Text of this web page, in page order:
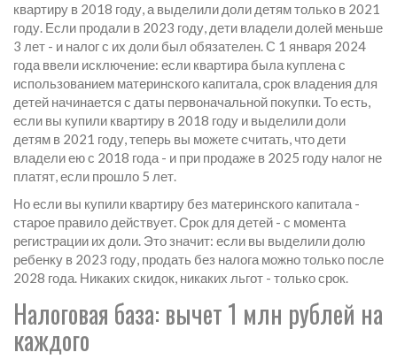
квартиру в 2018 году, а выделили доли детям только в 2021
году. Если продали в 2023 году, дети владели долей меньше
3 лет - и налог с их доли был обязателен. С 1 января 2024
года ввели исключение: если квартира была куплена с
использованием материнского капитала, срок владения для
детей начинается с даты первоначальной покупки. То есть,
если вы купили квартиру в 2018 году и выделили доли
детям в 2021 году, теперь вы можете считать, что дети
владели ею с 2018 года - и при продаже в 2025 году налог не
платят, если прошло 5 лет.
Но если вы купили квартиру без материнского капитала -
старое правило действует. Срок для детей - с момента
регистрации их доли. Это значит: если вы выделили долю
ребенку в 2023 году, продать без налога можно только после
2028 года. Никаких скидок, никаких льгот - только срок.
Налоговая база: вычет 1 млн рублей на
каждого